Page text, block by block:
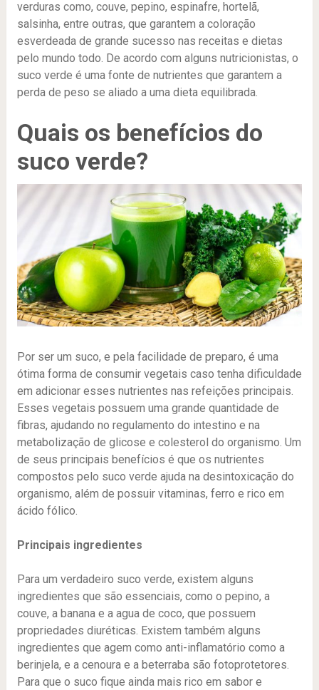
verduras como, couve, pepino, espinafre, hortelã,
salsinha, entre outras, que garantem a coloração
esverdeada de grande sucesso nas receitas e dietas
pelo mundo todo. De acordo com alguns nutricionistas, o
suco verde é uma fonte de nutrientes que garantem a
perda de peso se aliado a uma dieta equilibrada.
Quais os benefícios do
suco verde?
Por ser um suco, e pela facilidade de preparo, é uma
ótima forma de consumir vegetais caso tenha dificuldade
em adicionar esses nutrientes nas refeições principais.
Esses vegetais possuem uma grande quantidade de
fibras, ajudando no regulamento do intestino e na
metabolização de glicose e colesterol do organismo. Um
de seus principais benefícios é que os nutrientes
compostos pelo suco verde ajuda na desintoxicação do
organismo, além de possuir vitaminas, ferro e rico em
ácido fólico.
Principais ingredientes
Para um verdadeiro suco verde, existem alguns
ingredientes que são essenciais, como o pepino, a
couve, a banana e a agua de coco, que possuem
propriedades diuréticas. Existem também alguns
ingredientes que agem como anti-inflamatório como a
berinjela, e a cenoura e a beterraba são fotoprotetores.
Para que o suco fique ainda mais rico em sabor e